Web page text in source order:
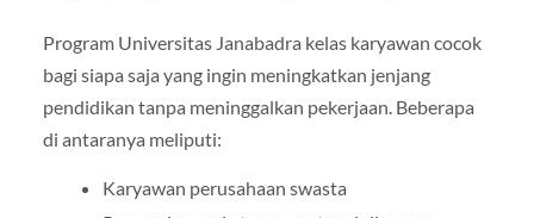
Program Universitas Janabadra kelas karyawan cocok
bagi siapa saja yang ingin meningkatkan jenjang
pendidikan tanpa meninggalkan pekerjaan. Beberapa
di antaranya meliputi:
Karyawan perusahaan swasta